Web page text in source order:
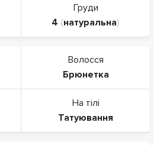
Груди
4 (натуральна)
Волосся
Брюнетка
На тілі
Татуювання